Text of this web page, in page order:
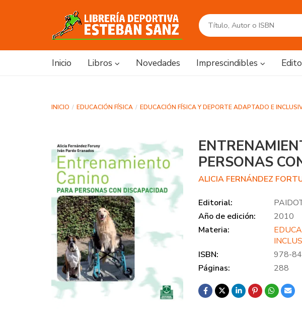
Inicio Libros Novedades Imprescindibles
INICIO EDUCACIÓN FÍSICA EDUCACIÓN FÍSICA Y DEPORTE ADAPTADO E
PERSONAS
ALICIA FERNÁNDEZ
Editorial:
Año de edición:
2010
Materia:
ISBN:
978-
Páginas:
288